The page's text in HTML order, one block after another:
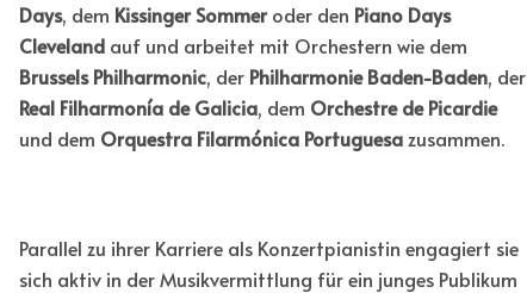
Days, dem Kissinger Sommeroder den Piano Days
Cleveland auf und arbeitet mit Orchestern wie dem
Brussels Philharmonic, der Philharmonie Baden-Baden, der
Real Filharmonía de Galicia, dem Orchestre de Picardie
und dem Orquestra Filarmónica Portuguesa zusammen.
Parallel zu ihrer Karriere als Konzertpianistin engagiert sie
sich aktiv in der Musikvermittlung für ein junges Publikum